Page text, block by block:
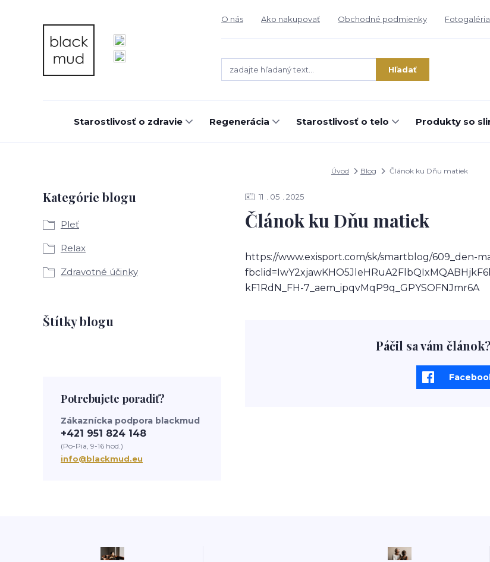
O nás Ako nakupovať Obchodné podmienky Fotogaléria
Hľadať
Starostlivosť o zdravie Regenerácia Starostlivosť o telo Produkty so
Úvod Blog Článok ku Dňu matiek
Kategórie blogu
Pleť
Relax
Zdravotné účinky
Štítky blogu
Potrebujete poradiť?
Zákaznícka podpora blackmud
+421 951 824 148
(Po-Pia, 9-16 hod.)
info@blackmud.eu
11 05 2025
Článok ku Dňu matiek
https://www.exisport.com/sk/smartblog/609_den-
kF1RdN_FH-7_aem_ipqvMqP9q_GPYSOFNJmr6A
Páčil sa vám